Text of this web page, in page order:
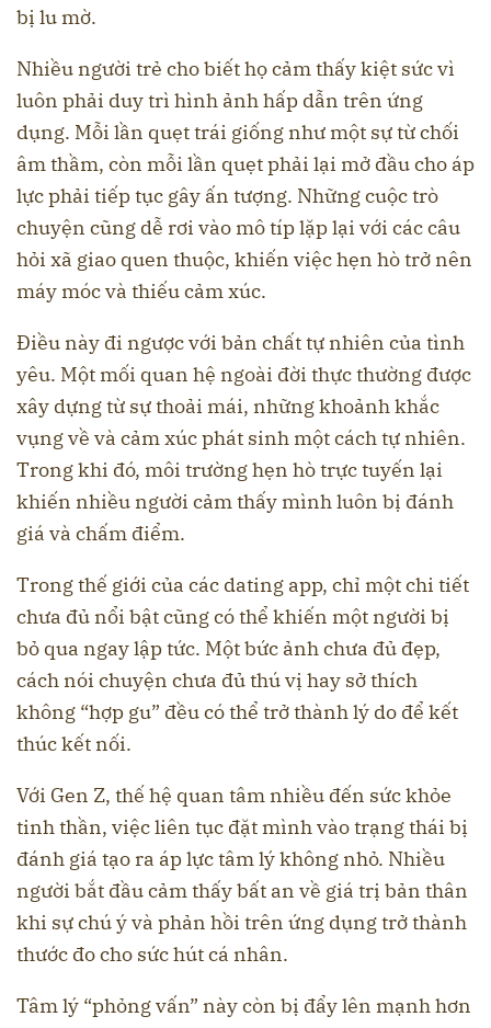
bị lu mờ.
Nhiều người trẻ cho biết họ cảm thấy kiệt sức vì
luôn phải duy trì hình ảnh hấp dẫn trên ứng
dụng. Mỗi lần quẹt trái giống như một sự từ chối
âm thầm, còn mỗi lần quẹt phải lại mở đầu cho áp
lực phải tiếp tục gây ấn tượng. Những cuộc trò
chuyện cũng dễ rơi vào mô típ lặp lại với các câu
hỏi xã giao quen thuộc, khiến việc hẹn hò trở nên
máy móc và thiếu cảm xúc.
Điều này đi ngược với bản chất tự nhiên của tình
yêu. Một mối quan hệ ngoài đời thực thường được
xây dựng từ sự thoải mái, những khoảnh khắc
vụng về và cảm xúc phát sinh một cách tự nhiên.
Trong khi đó, môi trường hẹn hò trực tuyến lại
khiến nhiều người cảm thấy mình luôn bị đánh
giá và chấm điểm.
Trong thế giới của các dating app, chỉ một chi tiết
chưa đủ nổi bật cũng có thể khiến một người bị
bỏ qua ngay lập tức. Một bức ảnh chưa đủ đẹp,
cách nói chuyện chưa đủ thú vị hay sở thích
không “hợp gu” đều có thể trở thành lý do để kết
thúc kết nối.
Với Gen Z, thế hệ quan tâm nhiều đến sức khỏe
tinh thần, việc liên tục đặt mình vào trạng thái bị
đánh giá tạo ra áp lực tâm lý không nhỏ. Nhiều
người bắt đầu cảm thấy bất an về giá trị bản thân
khi sự chú ý và phản hồi trên ứng dụng trở thành
thước đo cho sức hút cá nhân.
Tâm lý “phỏng vấn” này còn bị đẩy lên mạnh hơn